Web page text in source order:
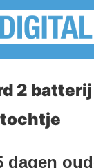
2
dagen